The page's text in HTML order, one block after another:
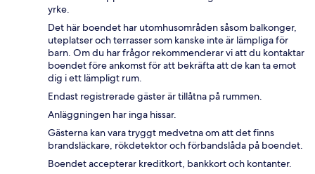
yrke.
Det här boendet har utomhusområden såsom balkonger,
uteplatser och terrasser som kanske inte är lämpliga för
barn. Om du har frågor rekommenderar vi att du kontaktar
boendet före ankomst för att bekräfta att de kan ta emot
dig i ett lämpligt rum.
Endast registrerade gäster är tillåtna på rummen.
Anläggningen har inga hissar.
Gästerna kan vara tryggt medvetna om att det finns
brandsläckare, rökdetektor och förbandslåda på boendet.
Boendet accepterar kreditkort, bankkort och kontanter.